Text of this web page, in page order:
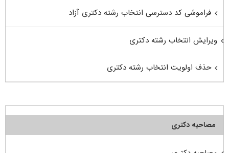
فراموشی کد دسترسی انتخاب رشته دکتری آزاد
ویرایش انتخاب رشته دکتری
حذف اولویت انتخاب رشته دکتری
مصاحبه دکتری